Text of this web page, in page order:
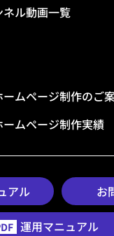
ル動画一覧
ムページ制作のご
ムページ制作実績
アル お
運用マニュアル